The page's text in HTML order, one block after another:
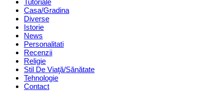
Tutoriale
Casa/Gradina
Diverse
Istorie
News
Personalitati
Recenzii
Religie
Stil De Viaţă/Sănătate
Tehnologie
Contact